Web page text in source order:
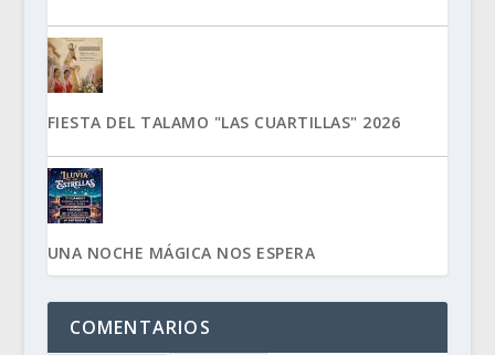
FIESTA DEL TALAMO "LAS CUARTILLAS" 2026
UNA NOCHE MÁGICA NOS ESPERA
COMENTARIOS